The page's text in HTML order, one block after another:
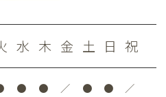
水 木 金 土 日 祝
● ● ／ ● ● ／